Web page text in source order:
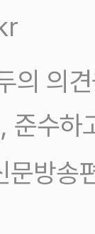
의 의
준수하
방송